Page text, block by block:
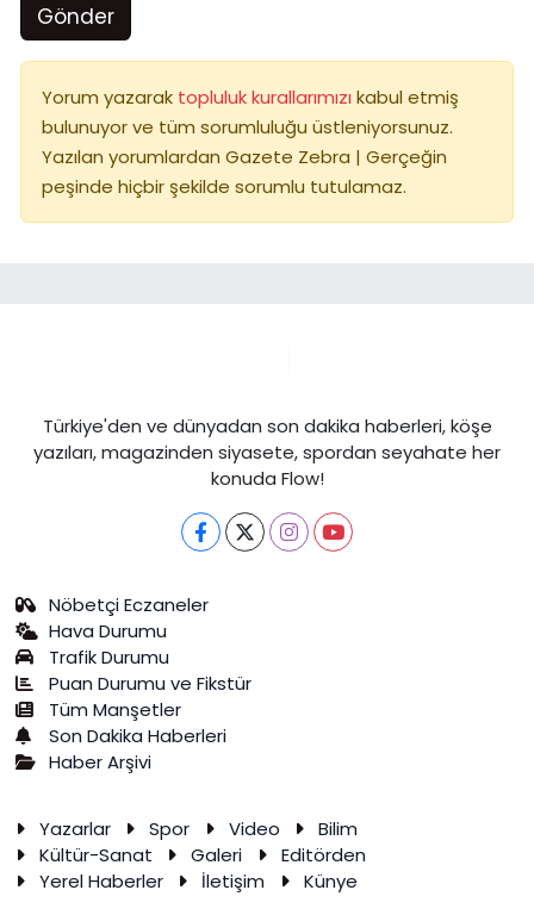
Gönder
Yorum yazarak topluluk kurallarımızı kabul etmiş
bulunuyor ve tüm sorumluluğu üstleniyorsunuz.
Yazılan yorumlardan Gazete Zebra | Gerçeğin
peşinde hiçbir şekilde sorumlu tutulamaz.
Türkiye'den ve dünyadan son dakika haberleri, köşe
yazıları, magazinden siyasete, spordan seyahate her
konuda Flow!
Nöbetçi Eczaneler
Hava Durumu
Trafik Durumu
Puan Durumu ve Fikstür
Tüm Manşetler
Son Dakika Haberleri
Haber Arşivi
Yazarlar Spor Video
Bilim
Kültür-Sanat
Galeri
Editörden
Yerel Haberler
İletişim Künye